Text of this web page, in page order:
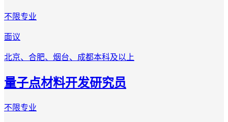
不限专业
面议
北京、合肥、烟台、成都本科及以上
量子点材料开发研究员
不限专业